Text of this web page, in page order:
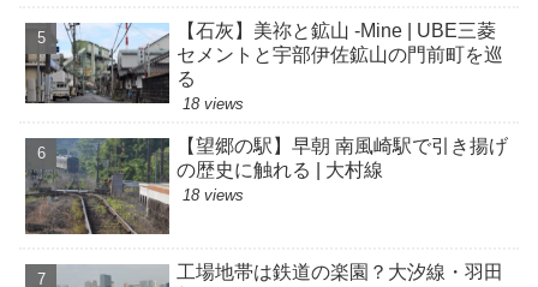
【石灰】美祢と鉱山 -Mine | UBE三菱
セメントと宇部伊佐鉱山の門前町を巡
る
18 views
【望郷の駅】早朝 南風崎駅で引き揚げ
の歴史に触れる | 大村線
18 views
工場地帯は鉄道の楽園？大汐線・羽田